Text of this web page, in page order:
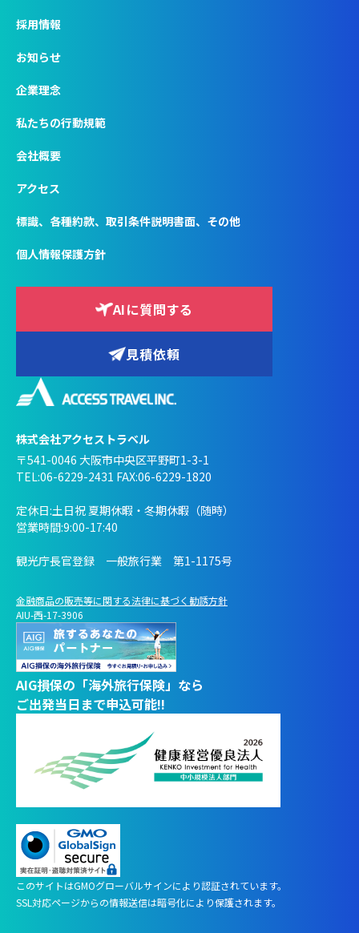
株式会社アクセストラベル
〒541-0046 大阪市中央区平野町1-3-1
TEL:06-6229-2431 FAX:06-6229-1820
定休日:土日祝 夏期休暇・冬期休暇（随時）
営業時間:9:00-17:40
観光庁長官登録 一般旅行業 第1-1175号
採用情報
お知らせ
企業理念
私たちの行動規範
会社概要
アクセス
標識、各種約款、取引条件説明書面、その他
個人情報保護方針
AIに質問する
見積依頼
金融商品の販売等に関する法律に基づく勧誘方針
AIU-西-17-3906
AIG損保の「海外旅行保険」なら
ご出発当日まで申込可能!!
このサイトはGMOグローバルサインにより認証されています。
SSL対応ページからの情報送信は暗号化により保護されます。